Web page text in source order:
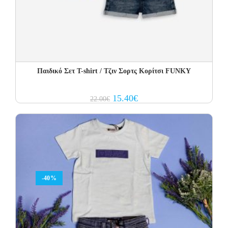
Παιδικό Σετ T-shirt / Τζιν Σορτς Κορίτσι FUNKY
22.00€ Original
price
22.00€.
15.40€Current
price
-40%